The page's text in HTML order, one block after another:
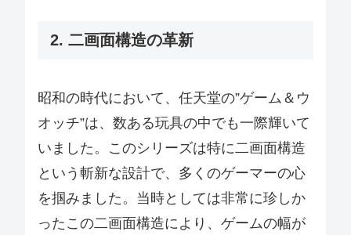
2. 二画面構造の革新
昭和の時代において、任天堂の”ゲーム＆ウ
オッチ”は、数ある玩具の中でも一際輝いて
いました。このシリーズは特に二画面構造
という斬新な設計で、多くのゲーマーの心
を掴みました。当時としては非常に珍しか
ったこの二画面構造により、ゲームの幅が